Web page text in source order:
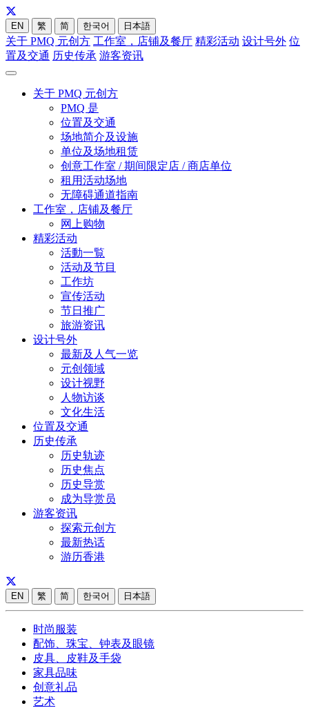
EN 繁 简 한국어 日本語
关于 PMQ 元创方 工作室，店铺及餐厅 精彩活动 设计号外 位
置及交通 历史传承 游客资讯
关于 PMQ 元创方
PMQ 是
位置及交通
场地简介及设施
单位及场地租赁
创意工作室 / 期间限定店 / 商店单位
租用活动场地
无障碍通道指南
工作室，店铺及餐厅
网上购物
精彩活动
活動一覧
活动及节目
工作坊
宣传活动
节日推广
旅游资讯
设计号外
最新及人气一览
元创领域
设计视野
人物访谈
文化生活
位置及交通
历史传承
历史轨迹
历史焦点
历史导赏
成为导赏员
游客资讯
探索元创方
最新热话
游历香港
EN 繁 简 한국어 日本語
时尚服装
配饰、珠宝、钟表及眼镜
皮具、皮鞋及手袋
家具品味
创意礼品
艺术